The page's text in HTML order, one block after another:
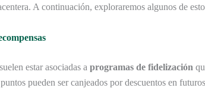
A continuación, exploraremos algunos de
estar asociadas a programas de fidelización
pueden ser canjeados por descuentos en futuros